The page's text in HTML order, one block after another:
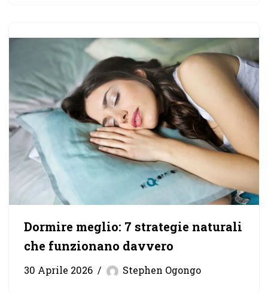
Dormire meglio: 7 strategie naturali
che funzionano davvero
30 Aprile 2026 Stephen Ogongo